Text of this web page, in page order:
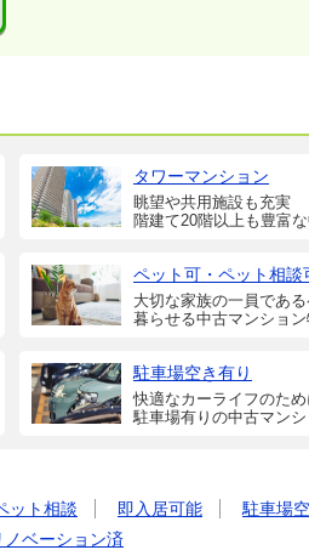
タワーマンション
眺望や共用施設も充実
階建て20階以上も豊富
ペット可・ペット相談
大切な家族の一員であ
暮らせる中古マンショ
駐車場空き有り
快適なカーライフのため
駐車場有りの中古マン
ット相談 即入居可能
駐車場
ノベーション済